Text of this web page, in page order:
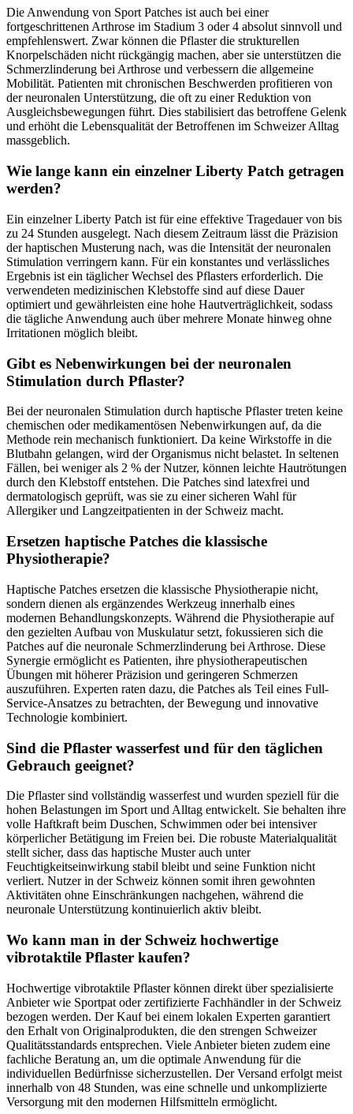
Die Anwendung von Sport Patches ist auch bei einer
fortgeschrittenen Arthrose im Stadium 3 oder 4 absolut sinnvoll und
empfehlenswert. Zwar können die Pflaster die strukturellen
Knorpelschäden nicht rückgängig machen, aber sie unterstützen die
Schmerzlinderung bei Arthrose und verbessern die allgemeine
Mobilität. Patienten mit chronischen Beschwerden profitieren von
der neuronalen Unterstützung, die oft zu einer Reduktion von
Ausgleichsbewegungen führt. Dies stabilisiert das betroffene Gelenk
und erhöht die Lebensqualität der Betroffenen im Schweizer Alltag
massgeblich.
Wie lange kann ein einzelner Liberty Patch getragen
werden?
Ein einzelner Liberty Patch ist für eine effektive Tragedauer von bis
zu 24 Stunden ausgelegt. Nach diesem Zeitraum lässt die Präzision
der haptischen Musterung nach, was die Intensität der neuronalen
Stimulation verringern kann. Für ein konstantes und verlässliches
Ergebnis ist ein täglicher Wechsel des Pflasters erforderlich. Die
verwendeten medizinischen Klebstoffe sind auf diese Dauer
optimiert und gewährleisten eine hohe Hautverträglichkeit, sodass
die tägliche Anwendung auch über mehrere Monate hinweg ohne
Irritationen möglich bleibt.
Gibt es Nebenwirkungen bei der neuronalen
Stimulation durch Pflaster?
Bei der neuronalen Stimulation durch haptische Pflaster treten keine
chemischen oder medikamentösen Nebenwirkungen auf, da die
Methode rein mechanisch funktioniert. Da keine Wirkstoffe in die
Blutbahn gelangen, wird der Organismus nicht belastet. In seltenen
Fällen, bei weniger als 2 % der Nutzer, können leichte Hautrötungen
durch den Klebstoff entstehen. Die Patches sind latexfrei und
dermatologisch geprüft, was sie zu einer sicheren Wahl für
Allergiker und Langzeitpatienten in der Schweiz macht.
Ersetzen haptische Patches die klassische
Physiotherapie?
Haptische Patches ersetzen die klassische Physiotherapie nicht,
sondern dienen als ergänzendes Werkzeug innerhalb eines
modernen Behandlungskonzepts. Während die Physiotherapie auf
den gezielten Aufbau von Muskulatur setzt, fokussieren sich die
Patches auf die neuronale Schmerzlinderung bei Arthrose. Diese
Synergie ermöglicht es Patienten, ihre physiotherapeutischen
Übungen mit höherer Präzision und geringeren Schmerzen
auszuführen. Experten raten dazu, die Patches als Teil eines Full-
Service-Ansatzes zu betrachten, der Bewegung und innovative
Technologie kombiniert.
Sind die Pflaster wasserfest und für den täglichen
Gebrauch geeignet?
Die Pflaster sind vollständig wasserfest und wurden speziell für die
hohen Belastungen im Sport und Alltag entwickelt. Sie behalten ihre
volle Haftkraft beim Duschen, Schwimmen oder bei intensiver
körperlicher Betätigung im Freien bei. Die robuste Materialqualität
stellt sicher, dass das haptische Muster auch unter
Feuchtigkeitseinwirkung stabil bleibt und seine Funktion nicht
verliert. Nutzer in der Schweiz können somit ihren gewohnten
Aktivitäten ohne Einschränkungen nachgehen, während die
neuronale Unterstützung kontinuierlich aktiv bleibt.
Wo kann man in der Schweiz hochwertige
vibrotaktile Pflaster kaufen?
Hochwertige vibrotaktile Pflaster können direkt über spezialisierte
Anbieter wie Sportpat oder zertifizierte Fachhändler in der Schweiz
bezogen werden. Der Kauf bei einem lokalen Experten garantiert
den Erhalt von Originalprodukten, die den strengen Schweizer
Qualitätsstandards entsprechen. Viele Anbieter bieten zudem eine
fachliche Beratung an, um die optimale Anwendung für die
individuellen Bedürfnisse sicherzustellen. Der Versand erfolgt meist
innerhalb von 48 Stunden, was eine schnelle und unkomplizierte
Versorgung mit den modernen Hilfsmitteln ermöglicht.